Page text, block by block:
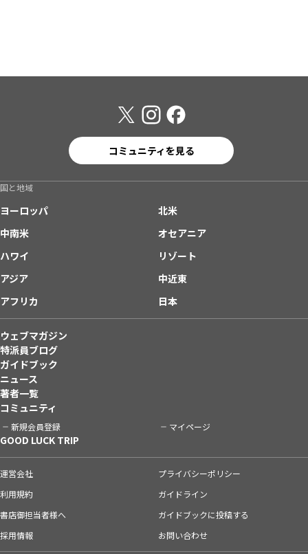
コミュニティを見る
国と地域
ヨーロッパ
北米
中南米
オセアニア
ハワイ
リゾート
アジア
中近東
アフリカ
日本
ウェブマガジン
特派員ブログ
ガイドブック
ニュース
著者一覧
コミュニティ
新規会員登録 マイページ
GOOD LUCK TRIP
運営会社
プライバシーポリシー
利用規約
ガイドライン
書店御担当者様へ
ガイドブックに投稿する
採用情報
お問い合わせ